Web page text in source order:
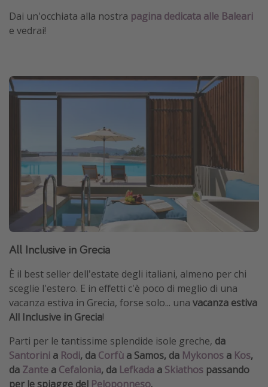
Dai un'occhiata alla nostra pagina dedicata alle Baleari
e vedrai!
All Inclusive in Grecia
È il best seller dell'estate degli italiani, almeno per chi
sceglie l'estero. E in effetti c'è poco di meglio di una
vacanza estiva in Grecia, forse solo... una vacanza estiva
All Inclusive in Grecia!
Parti per le tantissime splendide isole greche, da
Santorini a Rodi, da Corfù a Samos, da Mykonos a Kos,
da Zante a Cefalonia, da Lefkada a Skiathos passando
per le spiagge del Peloponneso.